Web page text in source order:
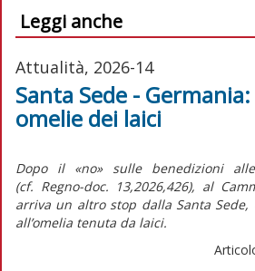
Leggi anche
Attualità, 2026-14
Santa Sede -
omelie dei laici
Dopo il «no» sulle benedizioni
(cf. Regno-doc. 13,2026,426), al
arriva un altro stop dalla Santa
all’omelia tenuta da laici.